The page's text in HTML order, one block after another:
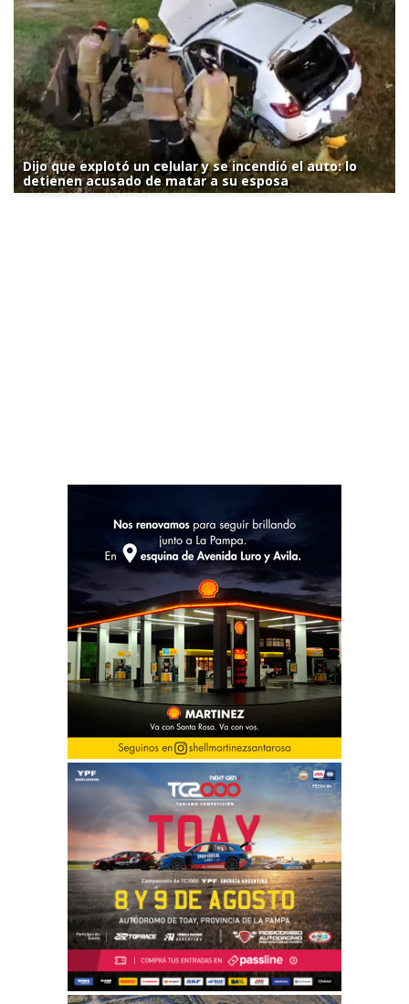
Dijo que explotó un celular y se incendió el auto: lo
detienen acusado de matar a su esposa